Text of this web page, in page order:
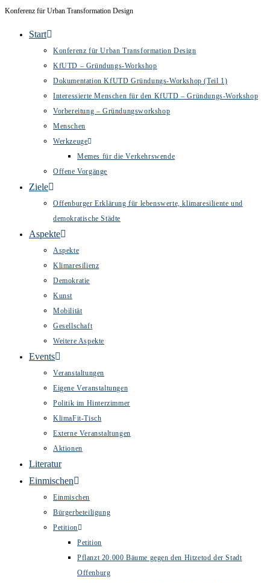
Konferenz für Urban Transformation Design
Start
Konferenz für Urban Transformation Design
KfUTD – Gründungs-Workshop
Dokumentation KfUTD Gründungs-Workshop (Teil 1)
Interessierte Menschen für den KfUTD – Gründungs-Workshop
Vorbereitung – Gründungsworkshop
Menschen
Werkzeuge
Memes für die Verkehrswende
Offene Vorgänge
Ziele
Offenburger Erklärung für lebenswerte, klimaresiliente und
demokratische Städte
Aspekte
Aspekte
Klimaresilienz
Demokratie
Kunst
Mobilität
Gesellschaft
Weitere Aspekte
Events
Veranstaltungen
Eigene Veranstaltungen
Politik im Hinterzimmer
KlimaFit-Tisch
Externe Veranstaltungen
Aktionen
Literatur
Einmischen
Einmischen
Bürgerbeteiligung
Petition
Petition
Pflanzt 20.000 Bäume gegen den Hitzetod der Stadt
Offenburg